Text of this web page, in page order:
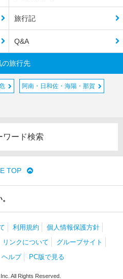
旅行記
Q&A
の旅行先
阿南・日和佐・海陽・那賀
ワード検索
TOP
利用規約
個人情報保護方針
リンクについて
グループサイト
ヘルプ PC版で見る
All Rights Reserved.